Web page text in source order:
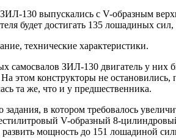
130 выпускались с V-образным
будет достигать 135 лошадиных
технические характеристики.
самосвалов ЗИЛ-130 двигатель у них
этом конструкторы не
та же, что и у предшественника.
задания, в котором требовалось
V-образный 8-
мощность до 151 лошадиной